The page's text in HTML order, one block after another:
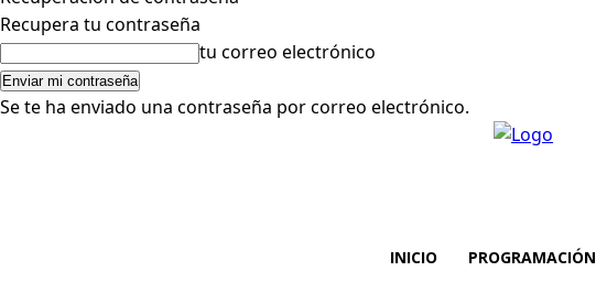
Recupera tu contraseña
tu correo electrónico
Se te ha enviado una contraseña por correo electrónico.
INICIO PROGRAMACIÓN